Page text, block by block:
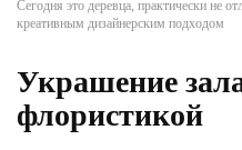
Сегодня это деревца, практически не
креативным дизайнерским подходом
Украшение
флористикой